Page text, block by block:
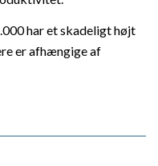
har et skadeligt højt
er afhængige af